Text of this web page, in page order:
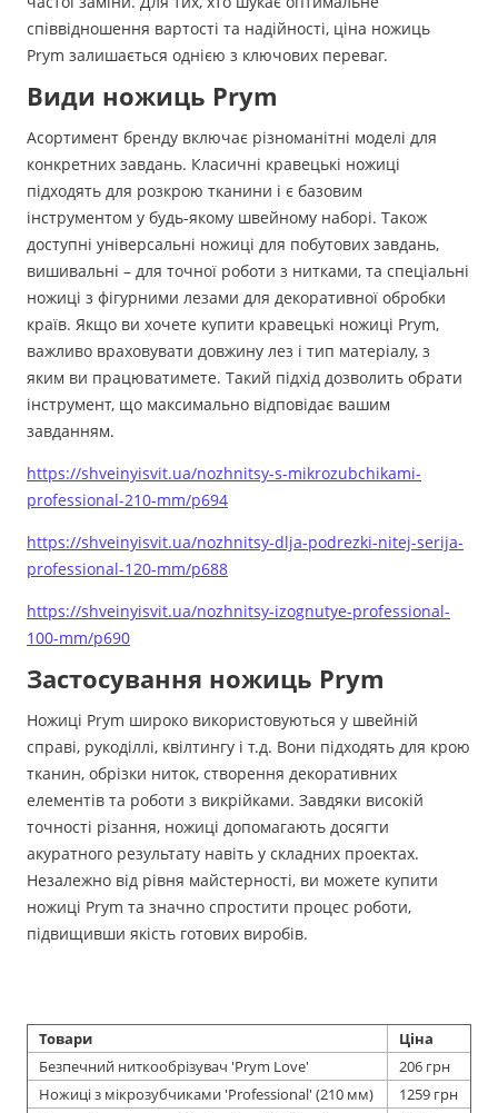
співвідношення вартості та надійності, ціна ножиць
Prym залишається однією з ключових переваг.
Види ножиць Prym
Асортимент бренду включає різноманітні моделі для
конкретних завдань. Класичні кравецькі ножиці
підходять для розкрою тканини і є базовим
інструментом у будь-якому швейному наборі. Також
доступні універсальні ножиці для побутових завдань,
вишивальні – для точної роботи з нитками, та спеціальні
ножиці з фігурними лезами для декоративної обробки
країв. Якщо ви хочете купити кравецькі ножиці Prym,
важливо враховувати довжину лез і тип матеріалу, з
яким ви працюватимете. Такий підхід дозволить обрати
інструмент, що максимально відповідає вашим
завданням.
https://shveinyisvit.ua/nozhnitsy-s-mikrozubchikami-
professional-210-mm/p694
https://shveinyisvit.ua/nozhnitsy-dlja-podrezki-nitej-serija-
professional-120-mm/p688
https://shveinyisvit.ua/nozhnitsy-izognutye-professional-
100-mm/p690
Застосування ножиць Prym
Ножиці Prym широко використовуються у швейній
справі, рукоділлі, квілтингу і т.д. Вони підходять для крою
тканин, обрізки ниток, створення декоративних
елементів та роботи з викрійками. Завдяки високій
точності різання, ножиці допомагають досягти
акуратного результату навіть у складних проектах.
Незалежно від рівня майстерності, ви можете купити
ножиці Prym та значно спростити процес роботи,
підвищивши якість готових виробів.
Товари
Ціна
Безпечний ниткообрізувач 'Prym Love'
206 грн
Ножиці з мікрозубчиками 'Professional' (210 мм)
1259 грн